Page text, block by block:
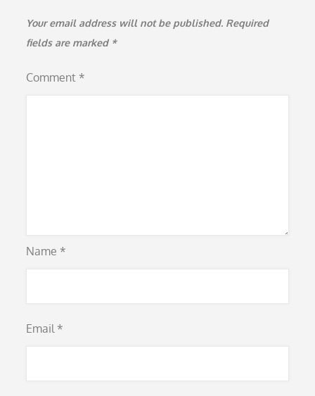
Your email address will not be published. Required
fields are marked *
Comment *
Name *
Email *